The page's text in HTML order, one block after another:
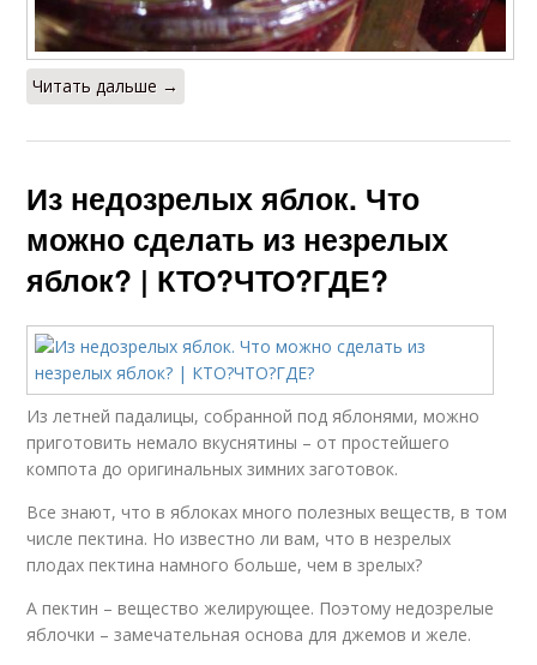
Читать дальше →
Из недозрелых яблок. Что
можно сделать из незрелых
яблок? | КТО?ЧТО?ГДЕ?
Из летней падалицы, собранной под яблонями, можно
приготовить немало вкуснятины – от простейшего
компота до оригинальных зимних заготовок.
Все знают, что в яблоках много полезных веществ, в том
числе пектина. Но известно ли вам, что в незрелых
плодах пектина намного больше, чем в зрелых?
А пектин – вещество желирующее. Поэтому недозрелые
яблочки – замечательная основа для джемов и желе.